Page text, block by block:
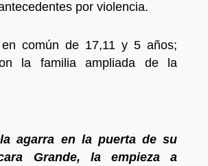
por violencia.
común de 17,11 y 5 años;
la familia ampliada de la
agarra en la puerta de su
Grande, la empieza a